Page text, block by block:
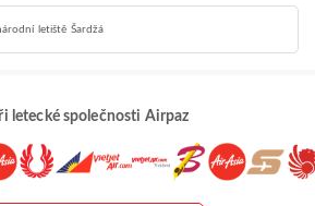
letiště Šardžá
letecké společnosti Airpaz